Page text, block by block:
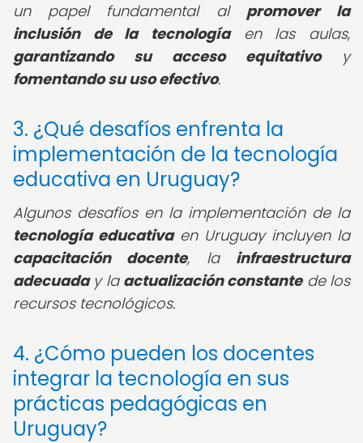
un papel fundamental al promover la
inclusión de la tecnologíaen las aulas,
garantizando su acceso equitativoy
fomentando su uso efectivo.
3. ¿Qué desafíos enfrenta la
implementación de la tecnología
educativa en Uruguay?
Algunos desafíos en la implementación de la
tecnología educativaen Uruguay incluyen la
capacitación docente, la infraestructura
adecuaday la actualización constantede los
recursos tecnológicos.
4. ¿Cómo pueden los docentes
integrar la tecnología en sus
prácticas pedagógicas en
Uruguay?